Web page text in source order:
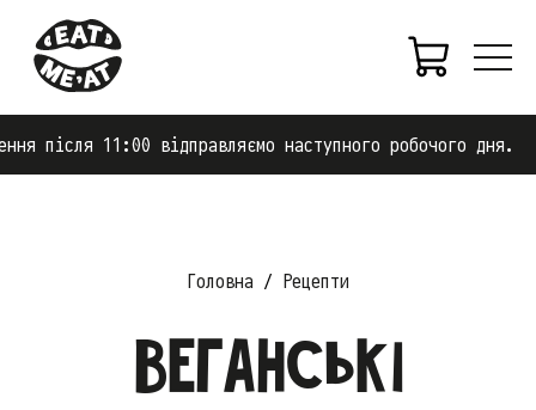
наступного робочого дня.
Головна Рецепти
Веганські